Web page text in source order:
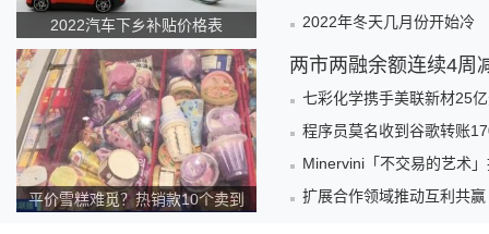
2022汽车下乡补贴价格表
平价雪糕难觅？热销款10个卖到
2022年冬天几月份开始冷
两市两融余额连续4周
七彩化学携手美联新材25
程序员莫名收到谷歌转账
Minervini「不交易的艺术
扩展合作领域推动互利共赢